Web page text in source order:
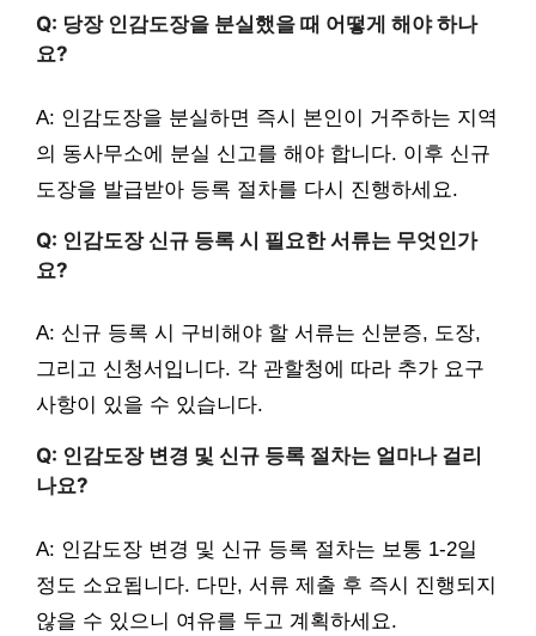
Q: 당장 인감도장을 분실했을 때 어떻게 해야 하나
요?
A: 인감도장을 분실하면 즉시 본인이 거주하는 지역
의 동사무소에 분실 신고를 해야 합니다. 이후 신규
도장을 발급받아 등록 절차를 다시 진행하세요.
Q: 인감도장 신규 등록 시 필요한 서류는 무엇인가
요?
A: 신규 등록 시 구비해야 할 서류는 신분증, 도장,
그리고 신청서입니다. 각 관할청에 따라 추가 요구
사항이 있을 수 있습니다.
Q: 인감도장 변경 및 신규 등록 절차는 얼마나 걸리
나요?
A: 인감도장 변경 및 신규 등록 절차는 보통 1-2일
정도 소요됩니다. 다만, 서류 제출 후 즉시 진행되지
않을 수 있으니 여유를 두고 계획하세요.